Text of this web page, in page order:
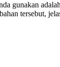
gunakan
tersebut,